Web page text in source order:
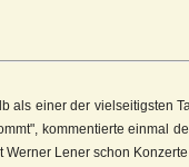
als einer der vielseitigsten
kommentierte einmal
Lener schon